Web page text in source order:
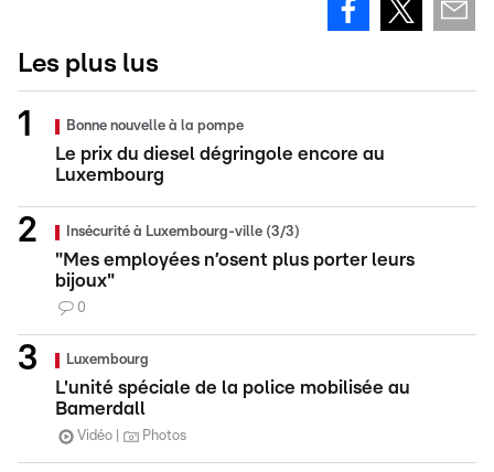
Les plus lus
Bonne nouvelle à la pompe
Le prix du diesel dégringole encore au
Luxembourg
Insécurité à Luxembourg-ville (3/3)
"Mes employées n’osent plus porter leurs
bijoux"
0
Luxembourg
L'unité spéciale de la police mobilisée au
Bamerdall
Vidéo Photos